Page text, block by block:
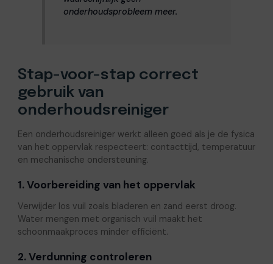
onderhoudsprobleem meer.
Stap-voor-stap correct
gebruik van
onderhoudsreiniger
Een onderhoudsreiniger werkt alleen goed als je de fysica
van het oppervlak respecteert: contacttijd, temperatuur
en mechanische ondersteuning.
1. Voorbereiding van het oppervlak
Verwijder los vuil zoals bladeren en zand eerst droog.
Water mengen met organisch vuil maakt het
schoonmaakproces minder efficiënt.
2. Verdunning controleren